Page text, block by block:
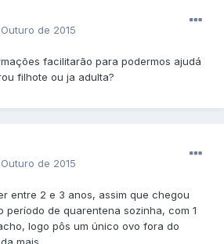
de 2015
facilitarão para podermos ajudá
filhote ou ja adulta?
de 2015
entre 2 e 3 anos, assim que chegou
período de quarentena sozinha, com 1
logo pôs um único ovo fora do
mais.